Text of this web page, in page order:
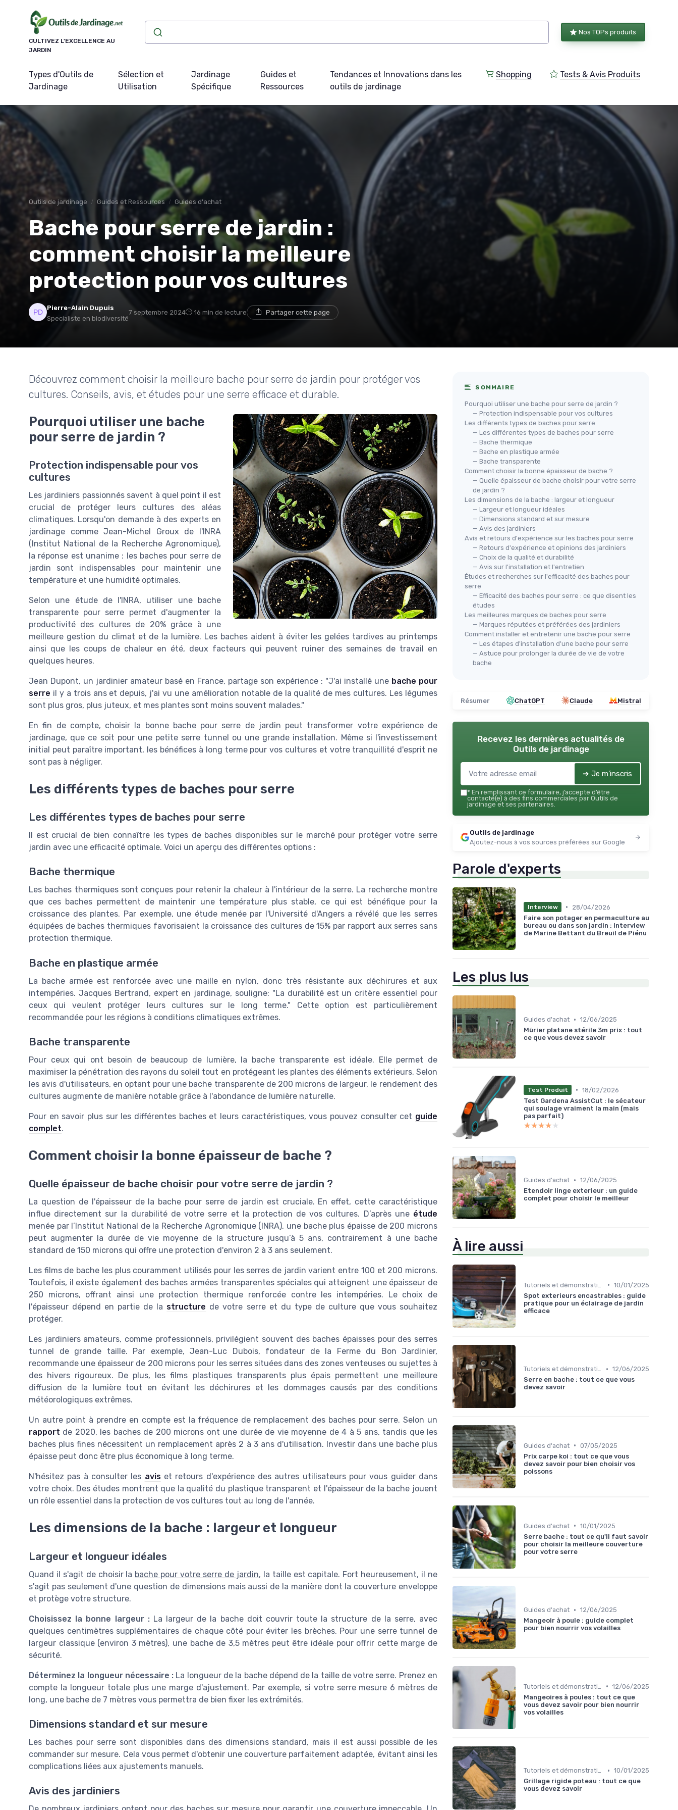
CULTIVEZ L'EXCELLENCE AU
JARDIN
Nos TOPs produits
Types d'Outils de
Jardinage
Sélection et
Utilisation
Jardinage
Spécifique
Guides et
Ressources
Tendances et Innovations dans les
outils de jardinage
Shopping Tests & Avis Produits
Outils de jardinage Guides et Ressources Guides d'achat
Bache pour serre de jardin :
comment choisir la meilleure
protection pour vos cultures
Pierre-Alain Dupuis
Specialiste en biodiversité
7 septembre 2024 16 min de lecture Partager cette page
Découvrez comment choisir la meilleure bache pour serre de jardin pour protéger vos
cultures. Conseils, avis, et études pour une serre efficace et durable.
Pourquoi utiliser une bache
pour serre de jardin ?
Protection indispensable pour vos
cultures
Les jardiniers passionnés savent à quel point il est
crucial de protéger leurs cultures des aléas
climatiques. Lorsqu'on demande à des experts en
jardinage comme Jean-Michel Groux de l'INRA
(Institut National de la Recherche Agronomique),
la réponse est unanime : les baches pour serre de
jardin sont indispensables pour maintenir une
température et une humidité optimales.
Selon une étude de l'INRA, utiliser une bache
transparente pour serre permet d'augmenter la
productivité des cultures de 20% grâce à une
meilleure gestion du climat et de la lumière. Les baches aident à éviter les gelées tardives au printemps
ainsi que les coups de chaleur en été, deux facteurs qui peuvent ruiner des semaines de travail en
quelques heures.
Jean Dupont, un jardinier amateur basé en France, partage son expérience : "J'ai installé une bache pour
serre il y a trois ans et depuis, j'ai vu une amélioration notable de la qualité de mes cultures. Les légumes
sont plus gros, plus juteux, et mes plantes sont moins souvent malades."
En fin de compte, choisir la bonne bache pour serre de jardin peut transformer votre expérience de
jardinage, que ce soit pour une petite serre tunnel ou une grande installation. Même si l'investissement
initial peut paraître important, les bénéfices à long terme pour vos cultures et votre tranquillité d'esprit ne
sont pas à négliger.
Les différents types de baches pour serre
Les différentes types de baches pour serre
Il est crucial de bien connaître les types de baches disponibles sur le marché pour protéger votre serre
jardin avec une efficacité optimale. Voici un aperçu des différentes options :
Bache thermique
Les baches thermiques sont conçues pour retenir la chaleur à l'intérieur de la serre. La recherche montre
que ces baches permettent de maintenir une température plus stable, ce qui est bénéfique pour la
croissance des plantes. Par exemple, une étude menée par l'Université d'Angers a révélé que les serres
équipées de baches thermiques favorisaient la croissance des cultures de 15% par rapport aux serres sans
protection thermique.
Bache en plastique armée
La bache armée est renforcée avec une maille en nylon, donc très résistante aux déchirures et aux
intempéries. Jacques Bertrand, expert en jardinage, souligne: "La durabilité est un critère essentiel pour
ceux qui veulent protéger leurs cultures sur le long terme." Cette option est particulièrement
recommandée pour les régions à conditions climatiques extrêmes.
Bache transparente
Pour ceux qui ont besoin de beaucoup de lumière, la bache transparente est idéale. Elle permet de
maximiser la pénétration des rayons du soleil tout en protégeant les plantes des éléments extérieurs. Selon
les avis d'utilisateurs, en optant pour une bache transparente de 200 microns de largeur, le rendement des
cultures augmente de manière notable grâce à l'abondance de lumière naturelle.
Pour en savoir plus sur les différentes baches et leurs caractéristiques, vous pouvez consulter cet guide
complet.
Comment choisir la bonne épaisseur de bache ?
Quelle épaisseur de bache choisir pour votre serre de jardin ?
La question de l'épaisseur de la bache pour serre de jardin est cruciale. En effet, cette caractéristique
influe directement sur la durabilité de votre serre et la protection de vos cultures. D’après une étude
menée par l’Institut National de la Recherche Agronomique (INRA), une bache plus épaisse de 200 microns
peut augmenter la durée de vie moyenne de la structure jusqu’à 5 ans, contrairement à une bache
standard de 150 microns qui offre une protection d'environ 2 à 3 ans seulement.
Les films de bache les plus couramment utilisés pour les serres de jardin varient entre 100 et 200 microns.
Toutefois, il existe également des baches armées transparentes spéciales qui atteignent une épaisseur de
250 microns, offrant ainsi une protection thermique renforcée contre les intempéries. Le choix de
l'épaisseur dépend en partie de la structure de votre serre et du type de culture que vous souhaitez
protéger.
Les jardiniers amateurs, comme professionnels, privilégient souvent des baches épaisses pour des serres
tunnel de grande taille. Par exemple, Jean-Luc Dubois, fondateur de la Ferme du Bon Jardinier,
recommande une épaisseur de 200 microns pour les serres situées dans des zones venteuses ou sujettes à
des hivers rigoureux. De plus, les films plastiques transparents plus épais permettent une meilleure
diffusion de la lumière tout en évitant les déchirures et les dommages causés par des conditions
météorologiques extrêmes.
Un autre point à prendre en compte est la fréquence de remplacement des baches pour serre. Selon un
rapport de 2020, les baches de 200 microns ont une durée de vie moyenne de 4 à 5 ans, tandis que les
baches plus fines nécessitent un remplacement après 2 à 3 ans d'utilisation. Investir dans une bache plus
épaisse peut donc être plus économique à long terme.
N'hésitez pas à consulter les aviset retours d'expérience des autres utilisateurs pour vous guider dans
votre choix. Des études montrent que la qualité du plastique transparent et l'épaisseur de la bache jouent
un rôle essentiel dans la protection de vos cultures tout au long de l'année.
Les dimensions de la bache : largeur et longueur
Largeur et longueur idéales
Quand il s'agit de choisir la bache pour votre serre de jardin, la taille est capitale. Fort heureusement, il ne
s'agit pas seulement d'une question de dimensions mais aussi de la manière dont la couverture enveloppe
et protège votre structure.
Choisissez la bonne largeur :La largeur de la bache doit couvrir toute la structure de la serre, avec
quelques centimètres supplémentaires de chaque côté pour éviter les brèches. Pour une serre tunnel de
largeur classique (environ 3 mètres), une bache de 3,5 mètres peut être idéale pour offrir cette marge de
sécurité.
Déterminez la longueur nécessaire : La longueur de la bache dépend de la taille de votre serre. Prenez en
compte la longueur totale plus une marge d'ajustement. Par exemple, si votre serre mesure 6 mètres de
long, une bache de 7 mètres vous permettra de bien fixer les extrémités.
Dimensions standard et sur mesure
Les baches pour serre sont disponibles dans des dimensions standard, mais il est aussi possible de les
commander sur mesure. Cela vous permet d'obtenir une couverture parfaitement adaptée, évitant ainsi les
complications liées aux ajustements manuels.
Avis des jardiniers
SOMMAIRE
Pourquoi utiliser une bache pour serre de jardin ?
— Protection indispensable pour vos cultures
Les différents types de baches pour serre
— Les différentes types de baches pour serre
— Bache thermique
— Bache en plastique armée
— Bache transparente
Comment choisir la bonne épaisseur de bache ?
— Quelle épaisseur de bache choisir pour votre serre
de jardin ?
Les dimensions de la bache : largeur et longueur
— Largeur et longueur idéales
— Dimensions standard et sur mesure
— Avis des jardiniers
Avis et retours d'expérience sur les baches pour serre
— Retours d'expérience et opinions des jardiniers
— Choix de la qualité et durabilité
— Avis sur l'installation et l'entretien
Études et recherches sur l'efficacité des baches pour
serre
— Efficacité des baches pour serre : ce que disent les
études
Les meilleures marques de baches pour serre
— Marques réputées et préférées des jardiniers
Comment installer et entretenir une bache pour serre
— Les étapes d'installation d'une bache pour serre
— Astuce pour prolonger la durée de vie de votre
bache
Résumer ChatGPT Claude Mistral
Recevez les dernières actualités de
Outils de jardinage
➔ Je m'inscris
* En remplissant ce formulaire, j’accepte d’être
contacté(e) à des fins commerciales par Outils de
jardinage et ses partenaires.
Outils de jardinage
Ajoutez-nous à vos sources préférées sur Google
Parole d'experts
Interview •
28/04/2026
Faire son potager en permaculture au
bureau ou dans son jardin : Interview
de Marine Bettant du Breuil de Piénu
Les plus lus
Guides d'achat • 12/06/2025
Mûrier platane stérile 3m prix : tout
ce que vous devez savoir
Test Produit • 18/02/2026
Test Gardena AssistCut : le sécateur
qui soulage vraiment la main (mais
pas parfait)
★★★★★
★★★★★
Guides d'achat • 12/06/2025
Etendoir linge exterieur : un guide
complet pour choisir le meilleur
À lire aussi
• 10/01/2025
Spot exterieurs encastrables : guide
pratique pour un éclairage de jardin
efficace
Tutoriels et démonstrations • 12/06/2025
Serre en bache : tout ce que vous
devez savoir
Guides d'achat • 07/05/2025
Prix carpe koi : tout ce que vous
devez savoir pour bien choisir vos
poissons
Guides d'achat • 10/01/2025
Serre bache : tout ce qu'il faut savoir
pour choisir la meilleure couverture
pour votre serre
Guides d'achat • 12/06/2025
Mangeoir à poule : guide complet
pour bien nourrir vos volailles
• 12/06/2025
Mangeoires à poules : tout ce que
vous devez savoir pour bien nourrir
vos volailles
Tutoriels et démonstrations • 10/01/2025
Grillage rigide poteau : tout ce que
vous devez savoir